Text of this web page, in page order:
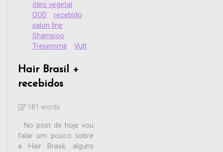
óleo vegetal
QOD
recebido
salon line
Shampoo
Tresemmé
Vult
Hair Brasil +
recebidos
181 words
No post de hoje vou
falar um pouco sobre
a Hair Brasil, alguns